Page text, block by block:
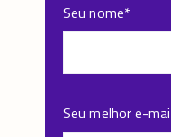
Seu nome*
Seu melhor e-